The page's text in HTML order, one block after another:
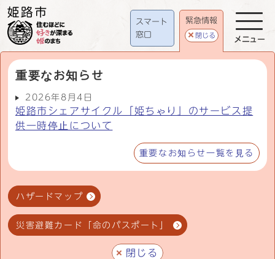
スマート
窓口
緊急情報
閉じる
重要なお知らせ
2026年8月4日
姫路市シェアサイクル「姫ちゃり」のサービス提
供一時停止について
重要なお知らせ一覧を見る
ハザードマップ
災害避難カード「命のパスポート」
閉じる
メニュー